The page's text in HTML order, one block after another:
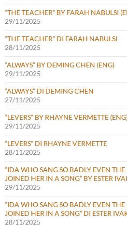
“THE TEACHER” BY FARAH NABULSI
29/11/2025
“THE TEACHER” DI FARAH NABULSI
28/11/2025
“ALWAYS” BY DEMING CHEN (ENG)
29/11/2025
“ALWAYS” DI DEMING CHEN
27/11/2025
“LEVERS” BY RHAYNE VERMETTE
29/11/2025
“LEVERS” DI RHAYNE VERMETTE
28/11/2025
“IDA WHO SANG SO BADLY EVEN
JOINED HER IN A SONG” BY ESTER
29/11/2025
“IDA WHO SANG SO BADLY EVEN
JOINED HER IN A SONG” DI ESTER
28/11/2025